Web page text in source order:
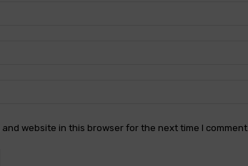
and website in this browser for the next time I comment.